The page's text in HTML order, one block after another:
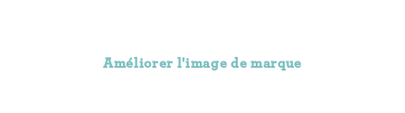
Améliorer l'image de marque